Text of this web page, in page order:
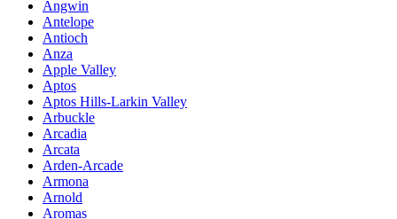
Angwin
Antelope
Antioch
Anza
Apple Valley
Aptos
Aptos Hills-Larkin Valley
Arbuckle
Arcadia
Arcata
Arden-Arcade
Armona
Arnold
Aromas